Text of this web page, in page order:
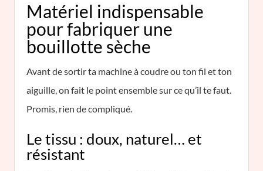
Matériel indispensable
pour fabriquer une
bouillotte sèche
Avant de sortir ta machine à coudre ou ton fil et ton
aiguille, on fait le point ensemble sur ce qu’il te faut.
Promis, rien de compliqué.
Le tissu : doux, naturel… et
résistant